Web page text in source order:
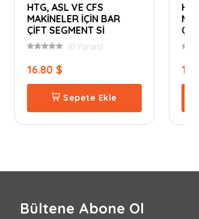
HTG, ASL VE CFS
MAKİNELER İÇİN BAR
ÇİFT SEGMENT Sİ
Sepete Ekle
Bültene Abone Ol